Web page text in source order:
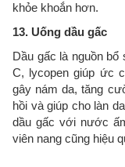
khỏe khoắn hơn.
13. Uống dầu gấc
Dầu gấc là nguồn bổ
C, lycopen giúp ức
gây nám da, tăng
hồi và giúp cho làn
dầu gấc với nước
viên nang cũng hiệu